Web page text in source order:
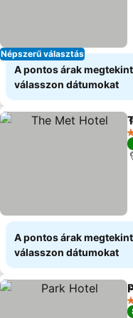
Népszerű választás
A pontos árak
válasszon dátumokat
A pontos árak
válasszon dátumokat